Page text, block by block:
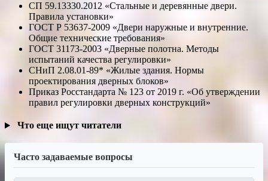
СП 59.13330.2012 «Стальные и деревянные двери.
Правила установки»
ГОСТ Р 53637-2009 «Двери наружные и внутренние.
Общие технические требования»
ГОСТ 31173-2003 «Дверные полотна. Методы
испытаний качества регулировки»
СНиП 2.08.01-89* «Жилые здания. Нормы
проектирования дверных блоков»
Приказ Росстандарта № 123 от 2019 г. «Об утверждении
правил регулировки дверных конструкций»
Что еще ищут читатели
Часто задаваемые вопросы